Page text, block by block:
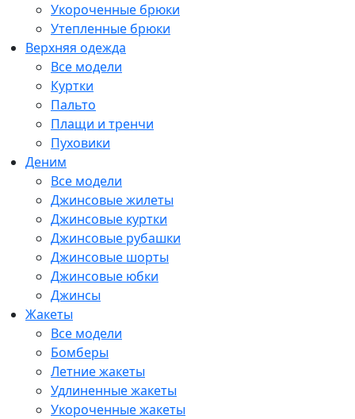
Укороченные брюки
Утепленные брюки
Верхняя одежда
Все модели
Куртки
Пальто
Плащи и тренчи
Пуховики
Деним
Все модели
Джинсовые жилеты
Джинсовые куртки
Джинсовые рубашки
Джинсовые шорты
Джинсовые юбки
Джинсы
Жакеты
Все модели
Бомберы
Летние жакеты
Удлиненные жакеты
Укороченные жакеты